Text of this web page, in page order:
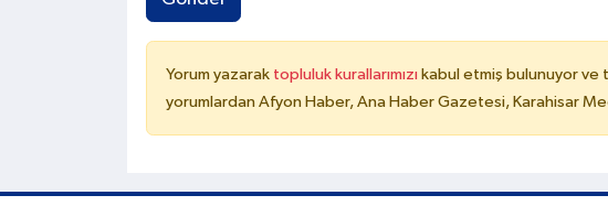
Yorum yazarak topluluk kurallarımızı kabul etmiş bulunuyor ve
yorumlardan Afyon Haber, Ana Haber Gazetesi, Karahisar